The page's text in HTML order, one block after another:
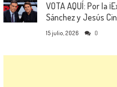
VOTA AQUÍ: Por la
Sánchez y Jesús
15 julio, 2026 0